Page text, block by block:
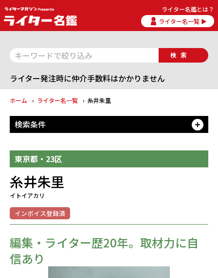
ライター名鑑とは？
ライター名一覧 ▶
検索
ライター発注時に仲介手数料はかかりません
ホーム ライター名一覧 糸井朱里
検索条件
東京都・23区
糸井朱里
イトイアカリ
インボイス登録済
編集・ライター歴20年。取材力に自
信あり